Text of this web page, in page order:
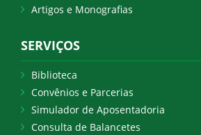
Artigos e Monografias
SERVIÇOS
Biblioteca
Convênios e Parcerias
Simulador de Aposentadoria
Consulta de Balancetes